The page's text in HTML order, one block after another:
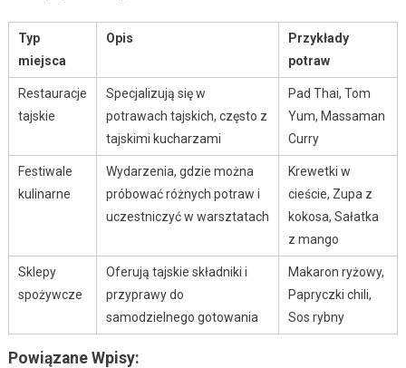
Typ
miejsca
Opis
Przykłady
potraw
Restauracje
tajskie
Specjalizują się w
potrawach tajskich, często z
tajskimi kucharzami
Pad Thai, Tom
Yum, Massaman
Curry
Festiwale
kulinarne
Wydarzenia, gdzie można
próbować różnych potraw i
uczestniczyć w warsztatach
Krewetki w
cieście, Zupa z
kokosa, Sałatka
z mango
Sklepy
spożywcze
Oferują tajskie składniki i
przyprawy do
samodzielnego gotowania
Makaron ryżowy,
Papryczki chili,
Sos rybny
Powiązane Wpisy: